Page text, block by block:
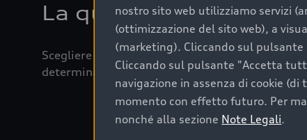
La qualità di
Scegliere un’auto usata è una decisione che
determinanti come la garanzia inclusa e
nostro sito web utilizziamo servizi
(ottimizzazione del sito web), a
(marketing). Cliccando sul
Cliccando sul pulsante "Accetta
navigazione in assenza di cookie
momento con effetto futuro. Per
nonché alla sezione Note Legali.